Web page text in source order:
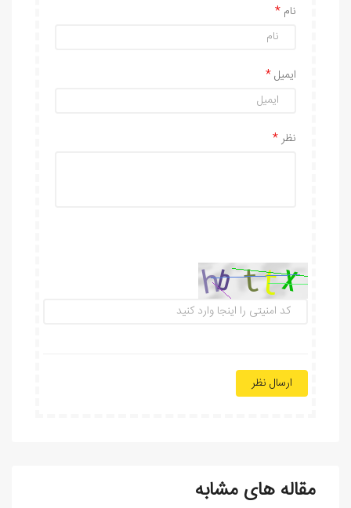
نام
ایمیل
نظر
ارسال نظر
مقاله های مشابه